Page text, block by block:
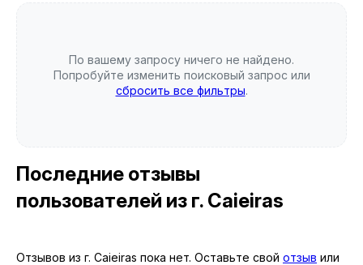
По вашему запросу ничего не найдено.
Попробуйте изменить поисковый запрос или
сбросить все фильтры.
Последние отзывы
пользователей из г. Caieiras
Отзывов из г. Caieiras пока нет. Оставьте свой отзыв или